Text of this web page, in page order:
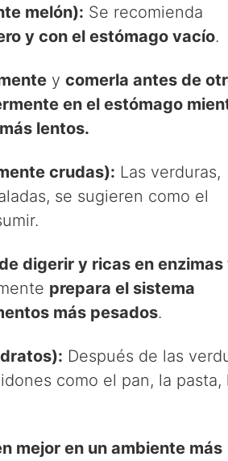
melón): Se recomienda
y con el estómago vacío.
y comerla antes de
en el estómago
lentos.
crudas): Las verduras,
se sugieren como el
digerir y ricas en enzimas
prepara el sistema
más pesados.
Después de las
como el pan, la pasta,
mejor en un ambiente más